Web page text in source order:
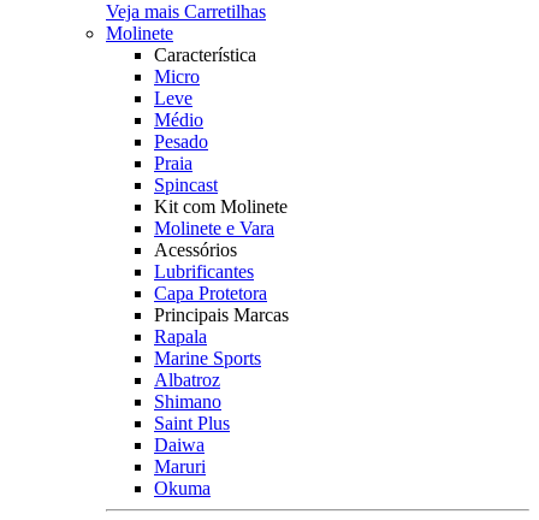
Veja mais Carretilhas
Molinete
Característica
Micro
Leve
Médio
Pesado
Praia
Spincast
Kit com Molinete
Molinete e Vara
Acessórios
Lubrificantes
Capa Protetora
Principais Marcas
Rapala
Marine Sports
Albatroz
Shimano
Saint Plus
Daiwa
Maruri
Okuma